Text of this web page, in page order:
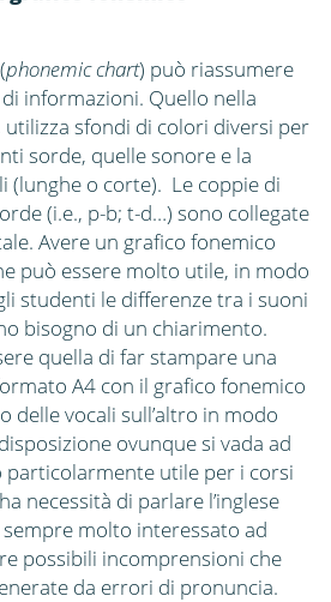
phonemic chart) può riassumere
informazioni. Quello nella
sfondi di colori diversi per
sorde, quelle sonore e la
(lunghe o corte). Le coppie di
(i.e., p-b; t-d…) sono collegate
Avere un grafico fonemico
può essere molto utile, in modo
studenti le differenze tra i suoni
bisogno di un chiarimento.
quella di far stampare una
A4 con il grafico fonemico
delle vocali sull’altro in modo
ovunque si vada ad
particolarmente utile per i corsi
necessità di parlare l’inglese
molto interessato ad
possibili incomprensioni che
da errori di pronuncia.